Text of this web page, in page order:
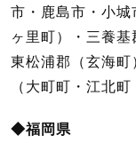
市・鹿島市・小
ヶ里町）・三養基
東松浦郡（玄海
（大町町・江北
◆福岡県